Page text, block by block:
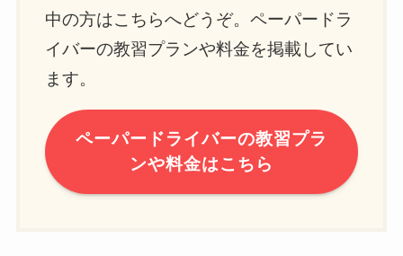
中の方はこちらへどうぞ。ペーパードラ
イバーの教習プランや料金を掲載してい
ます。
ペーパードライバーの教習プラ
ンや料金はこちら